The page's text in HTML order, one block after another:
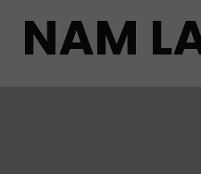
NAM